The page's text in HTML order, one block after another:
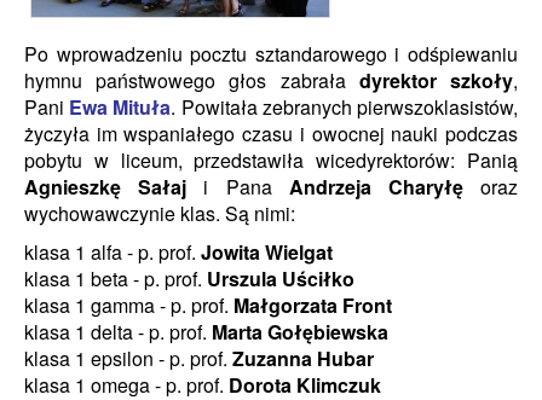
Po wprowadzeniu pocztu sztandarowego i odśpiewaniu
hymnu państwowego głos zabrała dyrektor szkoły,
Pani Ewa Mituła. Powitała zebranych pierwszoklasistów,
życzyła im wspaniałego czasu i owocnej nauki podczas
pobytu w liceum,przedstawiła wicedyrektorów: Panią
Agnieszkę Sałaj i Pana Andrzeja Charyłęoraz
wychowawczynie klas. Są nimi:
klasa 1 alfa - p. prof. Jowita Wielgat
klasa 1 beta - p. prof. Urszula Uściłko
klasa 1 gamma - p. prof. Małgorzata Front
klasa 1 delta - p. prof. Marta Gołębiewska
klasa 1 epsilon - p. prof. Zuzanna Hubar
klasa 1 omega - p. prof. Dorota Klimczuk